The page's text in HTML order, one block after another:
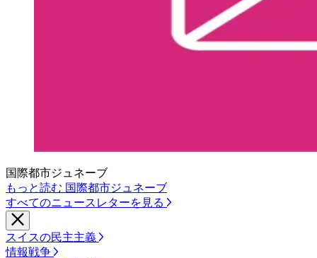
国際都市ジュネーブ
もっと読む 国際都市ジュネーブ
すべてのニュースレターを見る
スイスの民主主義
情報戦争